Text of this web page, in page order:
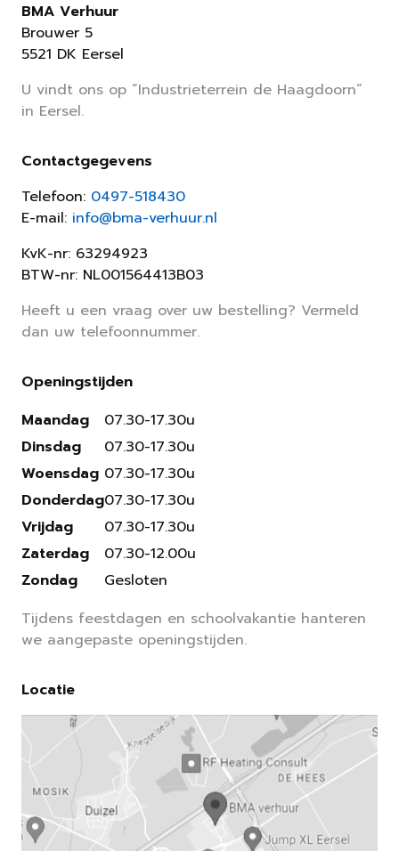
BMA Verhuur
Brouwer 5
5521 DK Eersel
U vindt ons op “Industrieterrein de Haagdoorn”
in Eersel.
Contactgegevens
Telefoon: 0497-518430
E-mail: info@bma-verhuur.nl
KvK-nr: 63294923
BTW-nr: NL001564413B03
Heeft u een vraag over uw bestelling? Vermeld
dan uw telefoonnummer.
Openingstijden
Maandag
Dinsdag
Woensdag
Donderdag
Vrijdag
Zaterdag
Zondag
07.30-17.30u
07.30-17.30u
07.30-17.30u
07.30-17.30u
07.30-17.30u
07.30-12.00u
Gesloten
Tijdens feestdagen en schoolvakantie hanteren
we aangepaste openingstijden.
Locatie